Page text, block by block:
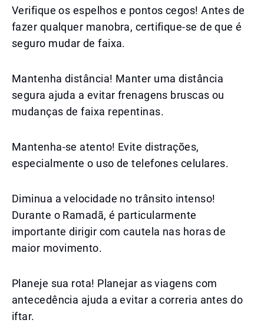
Verifique os espelhos e pontos cegos! Antes de
fazer qualquer manobra, certifique-se de que é
seguro mudar de faixa.
Mantenha distância! Manter uma distância
segura ajuda a evitar frenagens bruscas ou
mudanças de faixa repentinas.
Mantenha-se atento! Evite distrações,
especialmente o uso de telefones celulares.
Diminua a velocidade no trânsito intenso!
Durante o Ramadã, é particularmente
importante dirigir com cautela nas horas de
maior movimento.
Planeje sua rota! Planejar as viagens com
antecedência ajuda a evitar a correria antes do
iftar.